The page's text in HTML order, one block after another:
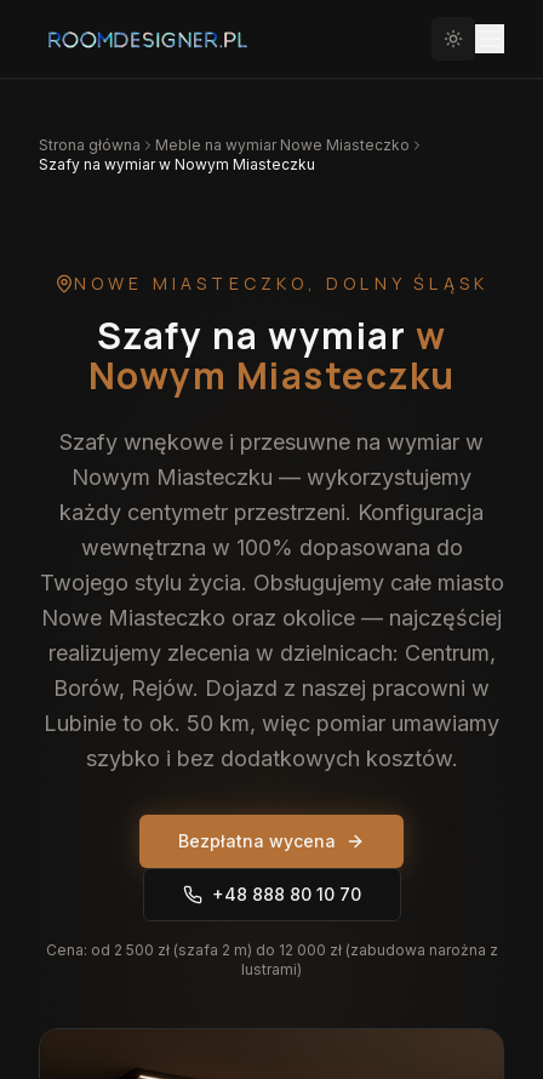
Strona główna Meble na wymiar Nowe Miasteczko
Szafy na wymiar w Nowym Miasteczku
NOWE MIASTECZKO , DOLNY ŚLĄSK
Szafy na wymiar w
Nowym Miasteczku
Szafy wnękowe i przesuwne na wymiar w
Nowym Miasteczku — wykorzystujemy
każdy centymetr przestrzeni. Konfiguracja
wewnętrzna w 100% dopasowana do
Twojego stylu życia. Obsługujemy całe miasto
Nowe Miasteczko oraz okolice — najczęściej
realizujemy zlecenia w dzielnicach: Centrum,
Borów, Rejów. Dojazd z naszej pracowni w
Lubinie to ok. 50 km, więc pomiar umawiamy
szybko i bez dodatkowych kosztów.
Bezpłatna wycena
+48 888 80 10 70
Cena: od 2 500 zł (szafa 2 m) do 12 000 zł (zabudowa narożna z
lustrami)